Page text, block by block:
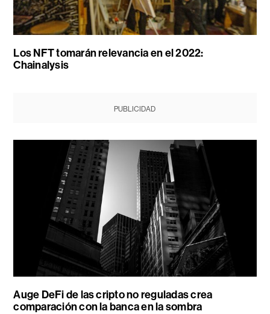
Los NFT tomarán relevancia en el 2022:
Chainalysis
PUBLICIDAD
Auge DeFi de las cripto no reguladas crea
comparación con la banca en la sombra